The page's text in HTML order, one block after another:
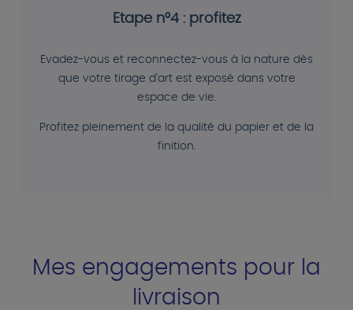
Etape n°4 : profitez
Evadez-vous et reconnectez-vous à la nature dès
que votre tirage d'art est exposé dans votre
espace de vie.
Profitez pleinement de la qualité du papier et de la
finition.
Mes engagements pour la
livraison